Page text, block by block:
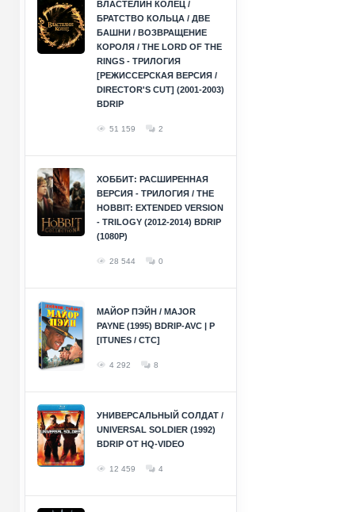
ВЛАСТЕЛИН КОЛЕЦ /
БРАТСТВО КОЛЬЦА / ДВЕ
БАШНИ / ВОЗВРАЩЕНИЕ
КОРОЛЯ / THE LORD OF THE
RINGS - ТРИЛОГИЯ
[РЕЖИССЕРСКАЯ ВЕРСИЯ /
DIRECTOR'S CUT] (2001-2003)
BDRIP
51 159 2
ХОББИТ: РАСШИРЕННАЯ
ВЕРСИЯ - ТРИЛОГИЯ / THE
HOBBIT: EXTENDED VERSION
- TRILOGY (2012-2014) BDRIP
(1080P)
28 544 0
МАЙОР ПЭЙН / MAJOR
PAYNE (1995) BDRIP-AVC | P
[ITUNES / СТС]
4 292 8
УНИВЕРСАЛЬНЫЙ СОЛДАТ /
UNIVERSAL SOLDIER (1992)
BDRIP ОТ HQ-VIDEO
12 459 4